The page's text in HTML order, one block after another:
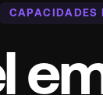
de
de
CAPACIDADES